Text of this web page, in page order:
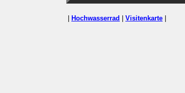
Hochwasserrad Visitenkarte